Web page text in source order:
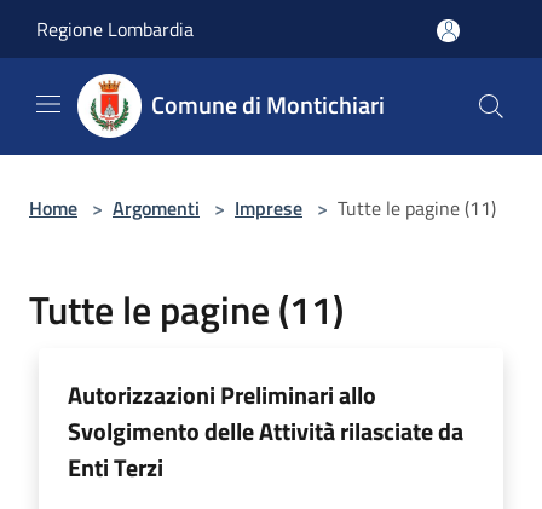
Regione Lombardia
Comune di Montichiari
Home > Argomenti > Imprese > Tutte le pagine (11)
Tutte le pagine (11)
Autorizzazioni Preliminari allo
Svolgimento delle Attività rilasciate da
Enti Terzi